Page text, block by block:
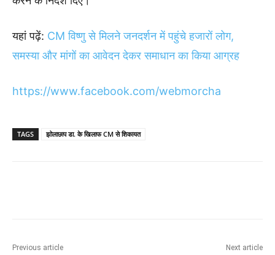
यहां पढ़ें: CM विष्णु से मिलने जनदर्शन में पहुंचे हजारों लोग,
समस्या और मांगों का आवेदन देकर समाधान का किया आग्रह
https://www.facebook.com/webmorcha
TAGS झोलाछाप डा. के खिलाफ CM से शिकायत
Previous article Next article